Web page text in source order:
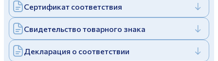
Сертификат соответствия
Свидетельство товарного знака
Декларация о соответствии